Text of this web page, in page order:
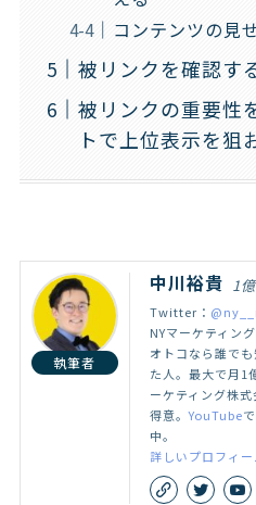
コンテンツの見
被リンクを確認す
被リンクの重要性
トで上位表示を狙
執筆者
中川裕貴 1
Twitter：
NYマーケティン
オトコなら誰で
た人。最大で月1
ーケティング株
得意。YouTube
中。
詳しいプロフィー